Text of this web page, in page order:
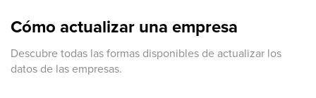
Cómo actualizar una empresa
Descubre todas las formas disponibles de actualizar los
datos de las empresas.